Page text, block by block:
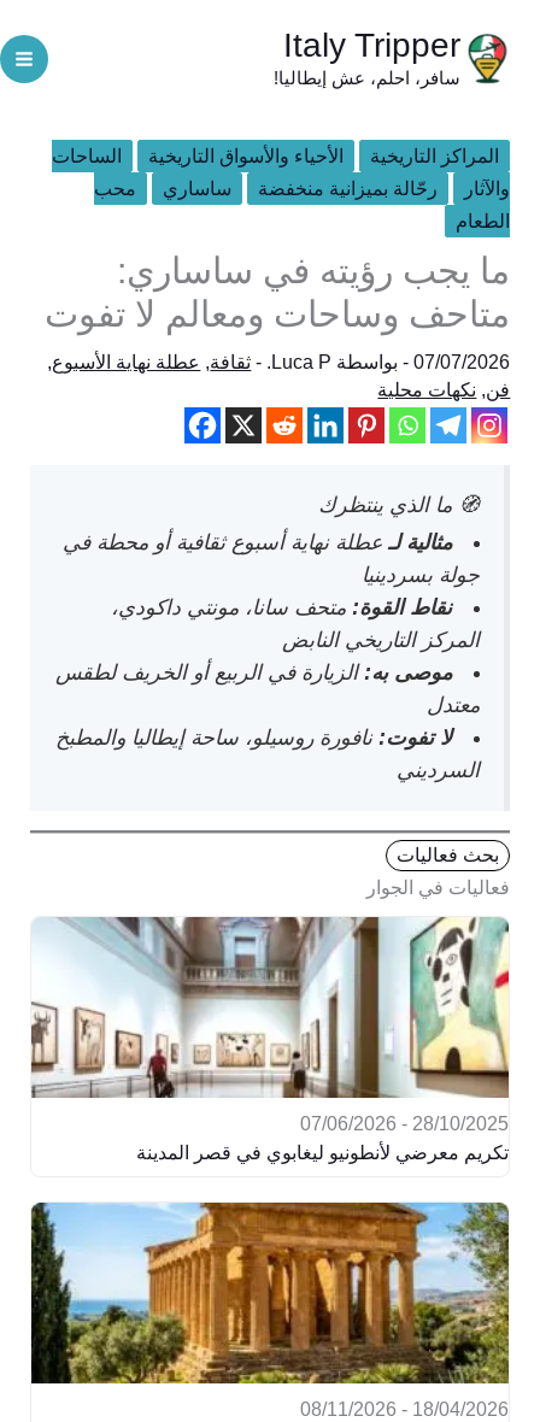
Italy Tripper
سافر، احلم، عش إيطاليا!
المراكز التاريخية الأحياء والأسواق التاريخية
الساحات
والآثار
رحّالة بميزانية منخفضة ساساري
محب
الطعام
ما يجب رؤيته في ساساري:
متاحف وساحات ومعالم لا تفوت
07/07/2026 - بواسطة Luca P.
-ثقافة,عطلة نهاية الأسبوع,
فن,نكهات محلية
🧭 ما الذي ينتظرك
مثالية لـعطلة نهاية أسبوع ثقافية أو محطة في
جولة بسردينيا
نقاط القوة:متحف سانا، مونتي داكودي،
المركز التاريخي النابض
موصى به:الزيارة في الربيع أو الخريف لطقس
معتدل
لا تفوت:نافورة روسيلو، ساحة إيطاليا والمطبخ
السرديني
فعاليات في الجوار
بحث فعاليات
28/10/2025 - 07/06/2026
تكريم معرضي لأنطونيو ليغابوي في قصر المدينة
18/04/2026 - 08/11/2026